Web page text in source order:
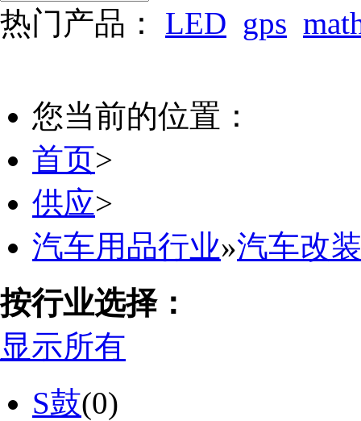
热门产品： LED gps
您当前的位置：
首页>
供应>
汽车用品行业»汽车改
按行业选择：
显示所有
S鼓(0)